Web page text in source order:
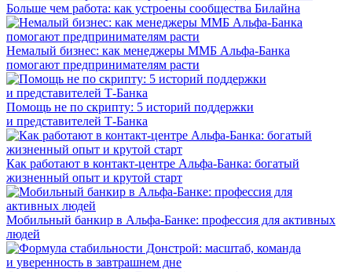
Больше чем работа: как устроены сообщества Билайна
Немалый бизнес: как менеджеры ММБ Альфа-Банка
помогают предпринимателям расти
Помощь не по скрипту: 5 историй поддержки
и представителей Т-Банка
Как работают в контакт-центре Альфа-Банка: богатый
жизненный опыт и крутой старт
Мобильный банкир в Альфа-Банке: профессия для активных
людей